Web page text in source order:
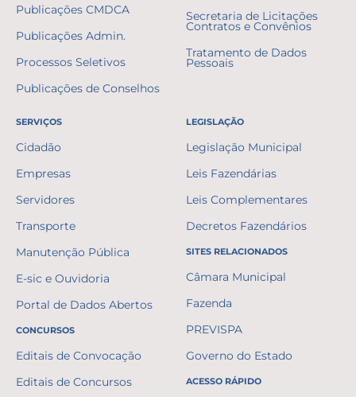
Publicações CMDCA
Publicações Admin.
Processos Seletivos
Publicações de Conselhos
Secretaria de Licitações
Contratos e Convênios
Tratamento de Dados
Pessoais
SERVIÇOS
Cidadão
Empresas
Servidores
Transporte
Manutenção Pública
E-sic e Ouvidoria
Portal de Dados Abertos
CONCURSOS
Editais de Convocação
Editais de Concursos
LEGISLAÇÃO
Legislação Municipal
Leis Fazendárias
Leis Complementares
Decretos Fazendários
SITES RELACIONADOS
Câmara Municipal
Fazenda
PREVISPA
Governo do Estado
ACESSO RÁPIDO